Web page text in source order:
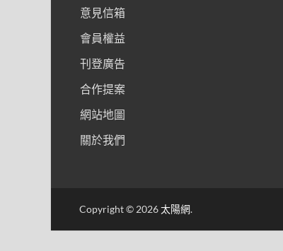
意見信箱
會員權益
刊登廣告
合作提案
網站地圖
關於我們
Copyright © 2026太陽網.